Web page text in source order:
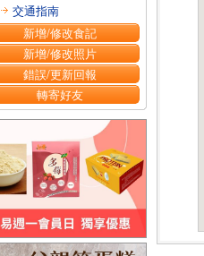
交通指南
新增/修改食記
新增/修改照片
錯誤/更新回報
轉寄好友